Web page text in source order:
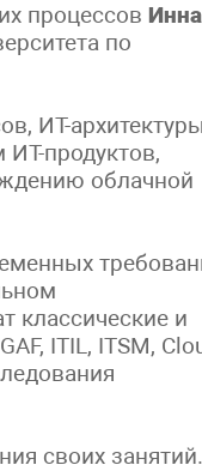
процессов Инна
по
ИТ-
ИТ-продуктов,
облачной
классические и
ITIL, ITSM,
своих занятий.